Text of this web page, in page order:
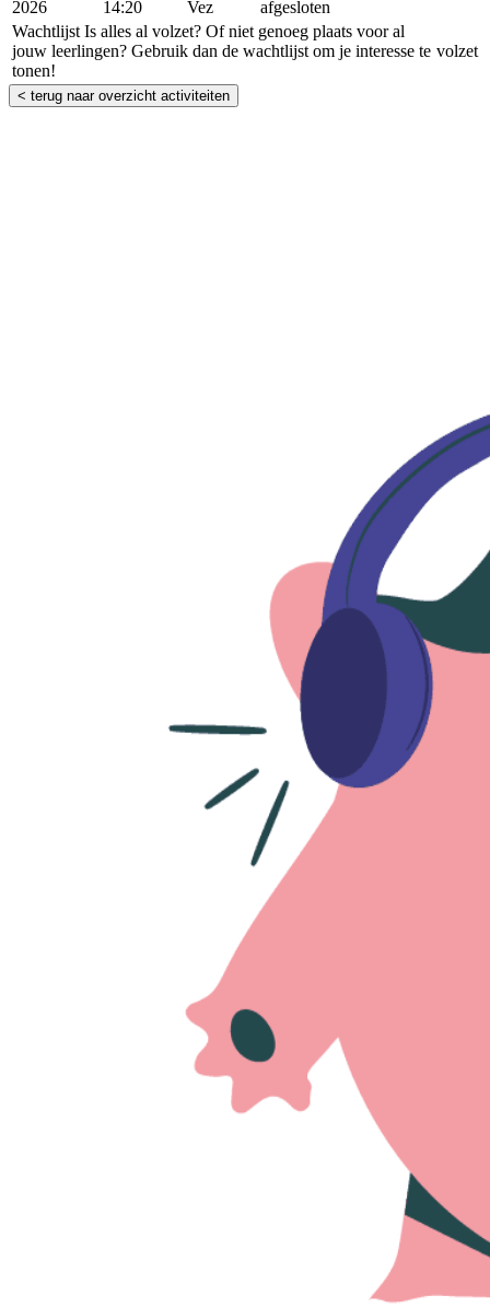
2026 14:20 Vez
afgesloten
Wachtlijst Is alles al volzet? Of niet genoeg plaats voor al
jouw leerlingen? Gebruik dan de wachtlijst om je interesse te
tonen!
volzet
< terug naar overzicht activiteiten